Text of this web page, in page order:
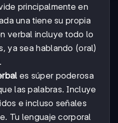
principalmente en
una tiene su propia
verbal incluye todo lo
ya sea hablando (oral)
es súper poderosa
las palabras. Incluye
e incluso señales
Tu lenguaje corporal